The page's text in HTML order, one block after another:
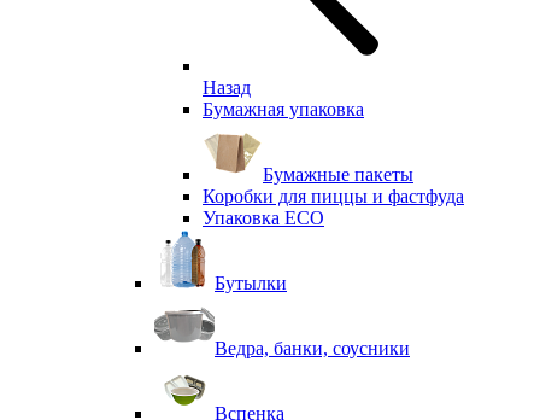
Назад
Бумажная упаковка
Бумажные пакеты
Коробки для пиццы и фастфуда
Упаковка ECO
Бутылки
Ведра, банки, соусники
Вспенка